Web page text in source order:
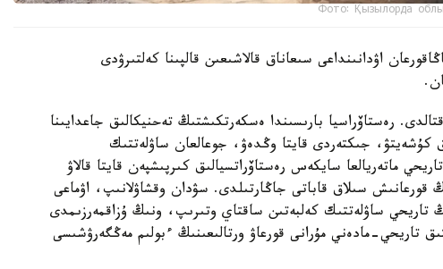
Фото: Қызылорда
اۋدانىنداعى سىعاناق قالاشىعىن قالپىنا كەلتىرۋدى
رەستاۆراسيا بارىسىندا ەسكەرتكىشتىڭ تەحنيكالىق جاعدايىنا
كۇشەيتۋ، جىكتەردى قايتا وڭدەۋ، جوعالعان ساۋلەتتىك
ماتەريالعا سايكەس رەستاۆراتسيالىق كىرپىشپەن قايتا قالاۋ
قورعانىش سىلاق قاباتى جاڭارتىلدى. سۋدان وقشاۋلانىپ، اۋماعى
تاريحي ساۋلەتتىك كەلبەتىن ساقتاي وتىرىپ، ونىڭ ۇزاقمەرزىمدى
تاريحي-مادەني مۇرانى قورعاۋ ورتالىعىنىڭ ءبولىم مەڭگەرۋشىسى